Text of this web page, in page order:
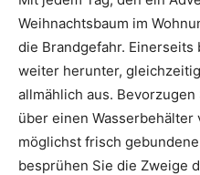
Weihnachtsbaum im
die Brandgefahr.
weiter herunter,
allmählich aus.
über einen Wasserbehälter
möglichst frisch
besprühen Sie die Zweige